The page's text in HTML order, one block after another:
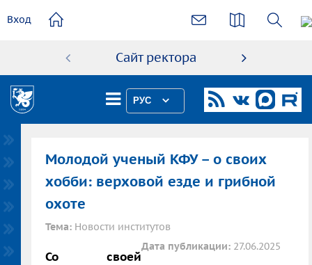
содержанию
Вход
Сайт ректора
РУС
Молодой ученый КФУ – о своих
хобби: верховой езде и грибной
охоте
Тема: Новости институтов
Дата публикации: 27.06.2025
Со своей